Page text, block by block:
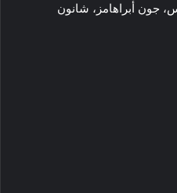
جون أبراهامز، شانون